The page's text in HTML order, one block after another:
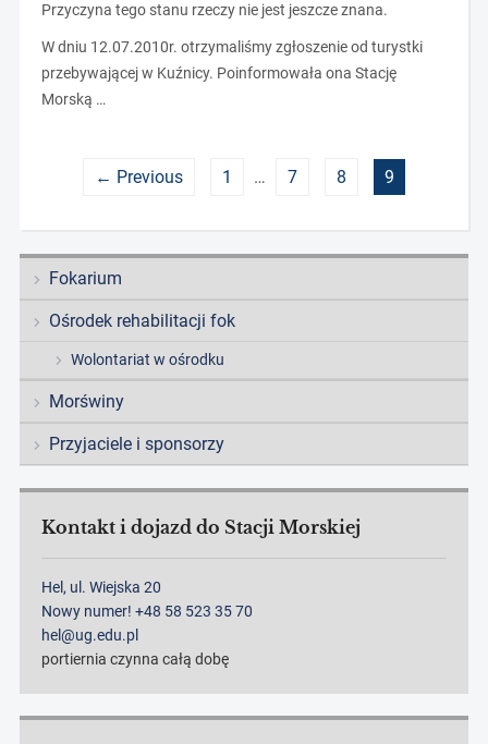
Fokarium
Ośrodek rehabilitacji fok
Wolontariat w ośrodku
Morświny
Przyjaciele i sponsorzy
Kontakt i dojazd do Stacji Morskiej
Hel, ul. Wiejska 20
Nowy numer! +48 58 523 35 70
hel@ug.edu.pl
portiernia czynna całą dobę
Przyczyna tego stanu rzeczy nie jest jeszcze znana.
W dniu 12.07.2010r. otrzymaliśmy zgłoszenie od turystki
przebywającej w Kuźnicy. Poinformowała ona Stację
Morską …
← Previous 1 … 7 8 9